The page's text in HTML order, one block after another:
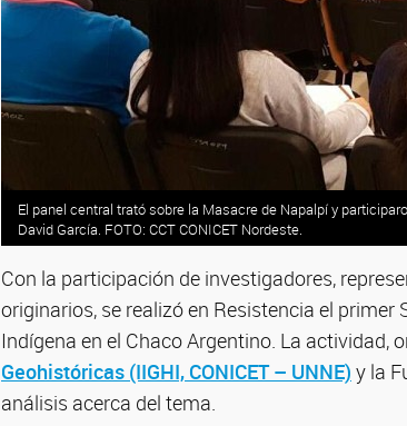
El panel central trató sobre la Masacre de Napalpí y
David García. FOTO: CCT CONICET Nordeste.
Con la participación de investigadores,
originarios, se realizó en Resistencia el
Indígena en el Chaco Argentino. La actividad,
Geohistóricas (IIGHI, CONICET – UNNE) y la
análisis acerca del tema.